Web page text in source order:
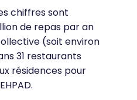
chiffres sont
de repas par an
(soit environ
31 restaurants
résidences pour